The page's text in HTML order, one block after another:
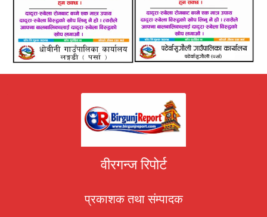
वीरगन्ज रिपोर्ट
प्रकाशक तथा संम्पादक